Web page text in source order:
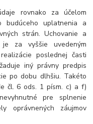
rovnako za účelom
budúceho uplatnenia a
strán. Uchovanie a
je za vyššie uvedeným
poslednej časti
iný právny predpis
po dobu dlhšiu. Takéto
čl. 6 ods. 1 písm. c) a f)
pre splnenie
oprávnených záujmov